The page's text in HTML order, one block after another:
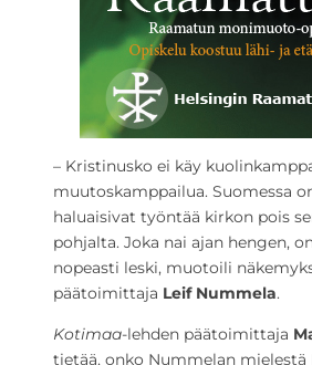
– Kristinusko ei käy
muutoskamppailua. Suomessa
haluaisivat työntää kirkon pois
pohjalta. Joka nai ajan hengen,
nopeasti leski, muotoili
päätoimittaja Leif Nummela.
Kotimaa-lehden päätoimittaja
tietää, onko Nummelan mielestä